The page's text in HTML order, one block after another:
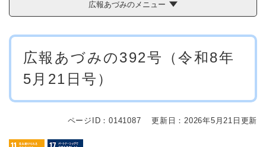
広報あづみのメニュー
本
広報あづみの392号（令和8年
5月21日号）
ページID：0141087 更新日：2026年5月21日更新